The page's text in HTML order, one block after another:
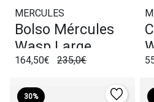
MERCULES
Bolso Mércules
Wasp Large
Cognac
164,50€ 235,0€
30%